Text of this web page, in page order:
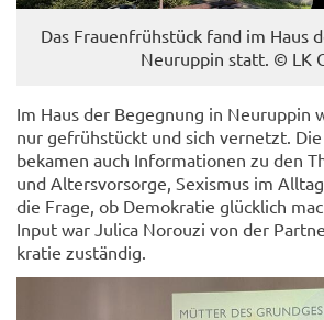
Das Frau­en­früh­stück fand im Haus
Neu­rup­pin statt. © LK
Im Haus der Be­geg­nung in Neu­rup­pin
nur ge­früh­stückt und sich ver­netzt.
be­ka­men auch In­for­ma­tio­nen zu den
und Al­ters­vor­sor­ge, Se­xis­mus im
die Frage, ob De­mo­kra­tie glück­lich
Input war Ju­li­ca No­rou­zi von der
kra­tie zu­stän­dig.